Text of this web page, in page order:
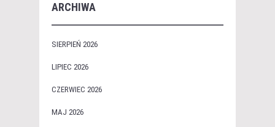
ARCHIWA
SIERPIEŃ 2026
LIPIEC 2026
CZERWIEC 2026
MAJ 2026